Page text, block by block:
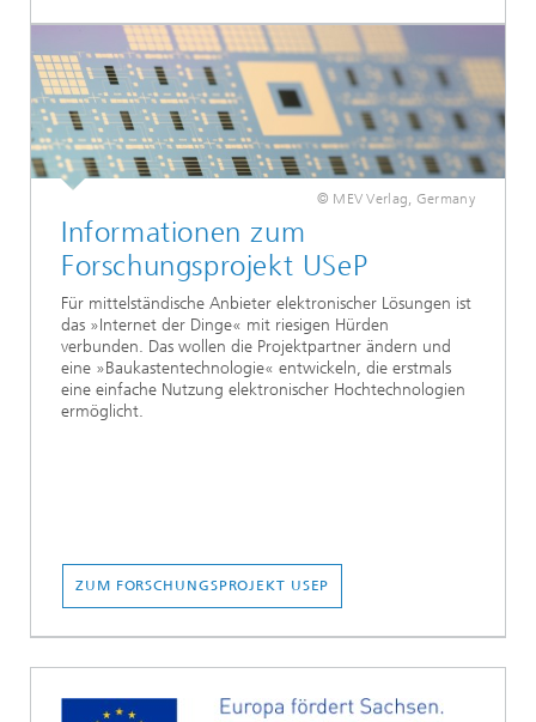
© MEV Verlag, Germany
Informationen zum
Forschungsprojekt USeP
Für mittelständische Anbieter elektronischer Lösungen ist
das »Internet der Dinge« mit riesigen Hürden
verbunden. Das wollen die Projektpartner ändern und
eine »Baukastentechnologie« entwickeln, die erstmals
eine einfache Nutzung elektronischer Hochtechnologien
ermöglicht.
ZUM FORSCHUNGSPROJEKT USEP